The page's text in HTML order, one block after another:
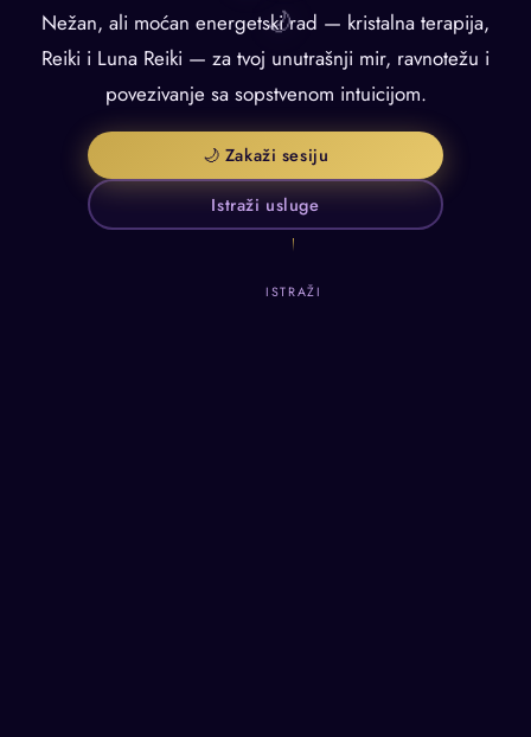
Nežan, ali moćan energetski rad — kristalna terapija,
Reiki i Luna Reiki — za tvoj unutrašnji mir, ravnotežu i
povezivanje sa sopstvenom intuicijom.
🌙 Zakaži sesiju
Istraži usluge
🌙
ISTRAŽI